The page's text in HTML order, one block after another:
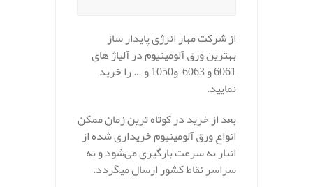
از شرکت مهار انرژی پایدار ساز
بهترین ورق آلومینیوم در آلیاژ های
6061 و 6063 و1050 و … را خرید
نمایید.
بعد از خرید در کوتاه ترین زمان ممکن
انواع ورق آلومینیوم خریداری شده از
انبار به سرعت بارگیری می‌شود و به
سراسر نقاط کشور ارسال میگردد.